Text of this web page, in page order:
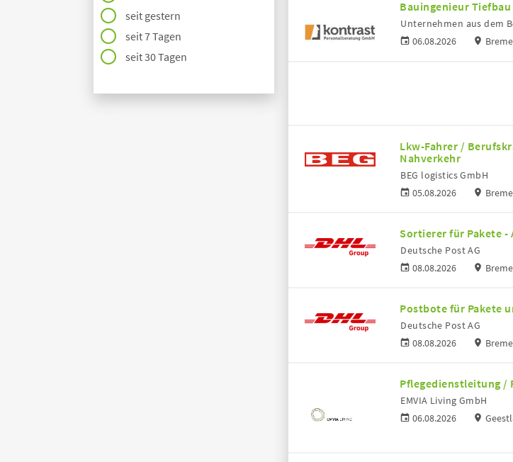
seit gestern
seit 7 Tagen
seit 30 Tagen
Bauingenieur
06.08.2026
Unternehmen aus dem
Lkw-Fahrer /
Nahverkehr
05.08.2026
BEG logistics GmbH
Sortierer für Pakete -
08.08.2026
Deutsche Post AG
Postbote für Pakete
08.08.2026
Deutsche Post AG
Pflegedienstleitung /
06.08.2026
EMVIA Living GmbH